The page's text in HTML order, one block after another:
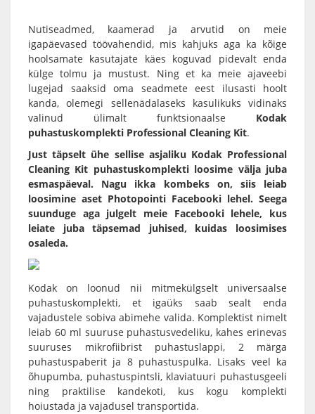
Nutiseadmed, kaamerad ja arvutid on meie
igapäevased töövahendid, mis kahjuks aga ka kõige
hoolsamate kasutajate käes koguvad pidevalt enda
külge tolmu ja mustust. Ning et ka meie ajaveebi
lugejad saaksid oma seadmete eest ilusasti hoolt
kanda, olemegi sellenädalaseks kasulikuks vidinaks
valinud ülimalt funktsionaalse Kodak
puhastuskomplekti Professional Cleaning Kit.
Just täpselt ühe sellise asjaliku Kodak Professional
Cleaning Kit puhastuskomplekti loosime välja juba
esmaspäeval.
Nagu ikka kombeks on, siis leiab
loosimine aset Photopointi Facebooki lehel. Seega
suunduge aga julgelt meie Facebooki lehele, kus
leiate juba täpsemad juhised, kuidas loosimises
osaleda.
Kodak on loonud nii mitmekülgselt universaalse
puhastuskomplekti, et igaüks saab sealt enda
vajadustele sobiva abimehe valida. Komplektist nimelt
leiab 60 ml suuruse puhastusvedeliku, kahes erinevas
suuruses mikrofiibrist puhastuslappi, 2 märga
puhastuspaberit ja 8 puhastuspulka. Lisaks veel ka
õhupumba, puhastuspintsli, klaviatuuri puhastusgeeli
ning praktilise kandekoti, kus kogu komplekti
hoiustada ja vajadusel transportida.